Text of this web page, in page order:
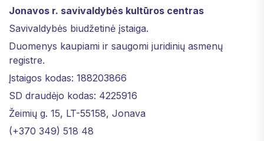
Jonavos r. savivaldybės kultūros centras
Savivaldybės biudžetinė įstaiga.
Duomenys kaupiami ir saugomi juridinių asmenų
registre.
Įstaigos kodas: 188203866
SD draudėjo kodas: 4225916
Žeimių g. 15, LT-55158, Jonava
(+370 349) 518 48